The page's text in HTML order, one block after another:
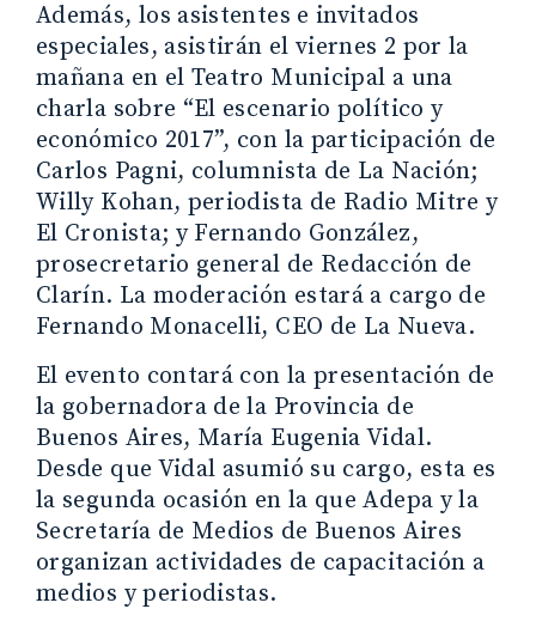
Además, los asistentes e invitados
especiales, asistirán el viernes 2 por la
mañana en el Teatro Municipal a una
charla sobre “El escenario político y
económico 2017”, con la participación de
Carlos Pagni, columnista de La Nación;
Willy Kohan, periodista de Radio Mitre y
El Cronista; y Fernando González,
prosecretario general de Redacción de
Clarín. La moderación estará a cargo de
Fernando Monacelli, CEO de La Nueva.
El evento contará con la presentación de
la gobernadora de la Provincia de
Buenos Aires, María Eugenia Vidal.
Desde que Vidal asumió su cargo, esta es
la segunda ocasión en la que Adepa y la
Secretaría de Medios de Buenos Aires
organizan actividades de capacitación a
medios y periodistas.